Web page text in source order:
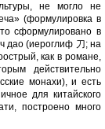
не могло не
(формулировка в
сформулировано в
дао (иероглиф 刀; на
как в романе,
действительно
монахи), и есть
для китайского
построено много